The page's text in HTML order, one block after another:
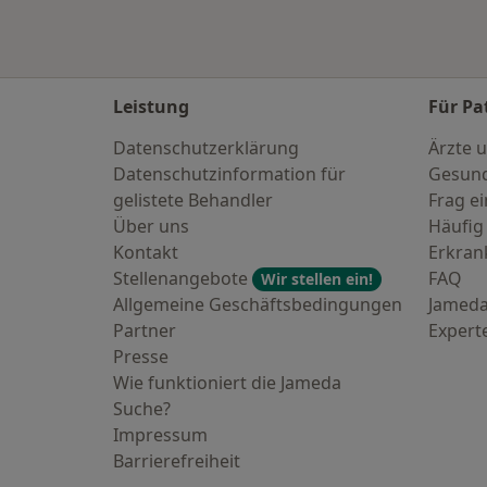
Leistung
Datenschutzerklärung
Datenschutzinformation für
gelistete Behandler
Über uns
Kontakt
Stellenangebote
Wir stellen ein!
Allgemeine Geschäftsbedingungen
Partner
Presse
Wie funktioniert die Jameda
Suche?
Impressum
Barrierefreiheit
Für
Ärzte
Frag
FAQ